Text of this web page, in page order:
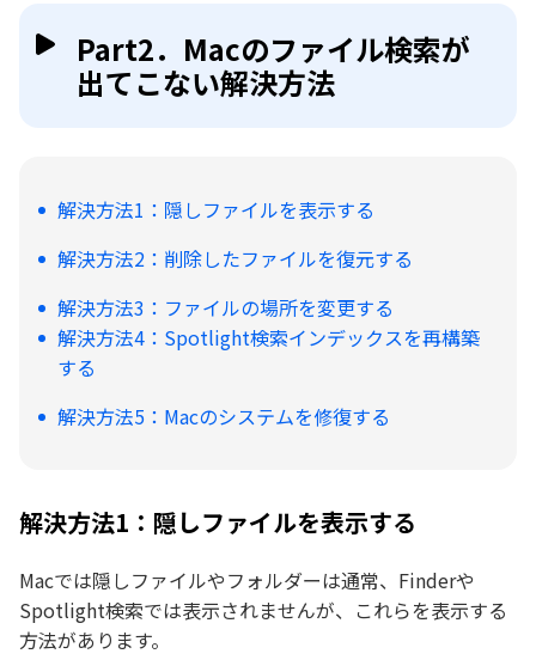
Part2．Macのファイル検索が
出てこない解決方法
解決方法1：隠しファイルを表示する
解決方法2：削除したファイルを復元する
解決方法3：ファイルの場所を変更する
解決方法4：Spotlight検索インデックスを再構築
する
解決方法5：Macのシステムを修復する
解決方法1：隠しファイルを表示する
Macでは隠しファイルやフォルダーは通常、Finderや
Spotlight検索では表示されませんが、これらを表示する
方法があります。